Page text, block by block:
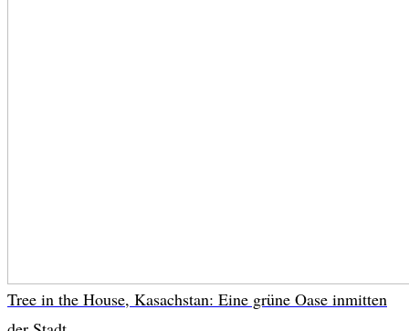
Tree in the House, Kasachstan: Eine grüne Oase inmitten